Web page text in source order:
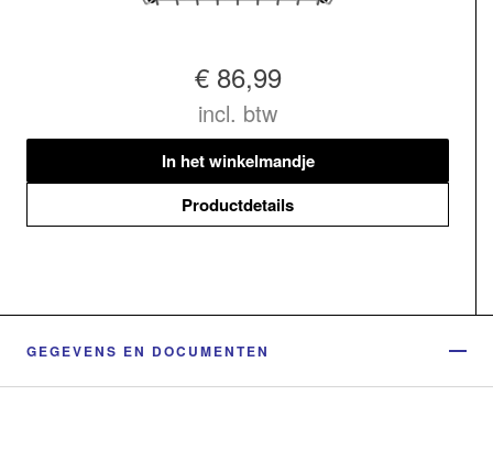
€ 86,99
incl. btw
In het winkelmandje
Productdetails
GEGEVENS EN DOCUMENTEN